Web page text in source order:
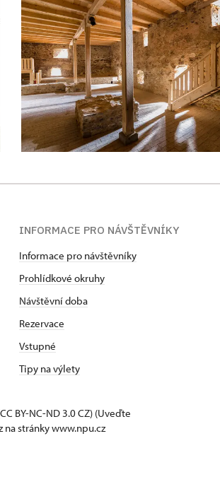
INFORMACE PRO NÁVŠTĚVNÍKY
Informace pro návštěvníky
Prohlídkové okruhy
Návštěvní doba
Rezervace
Vstupné
Tipy na výlety
BY-NC-ND 3.0 CZ) (Uveďte
stránky www.npu.cz